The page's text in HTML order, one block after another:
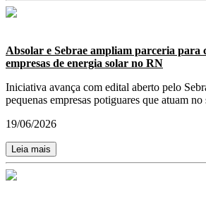
Absolar e Sebrae ampliam parceria para
empresas de energia solar no RN
Iniciativa avança com edital aberto pelo
pequenas empresas potiguares que atuam
19/06/2026
Leia mais